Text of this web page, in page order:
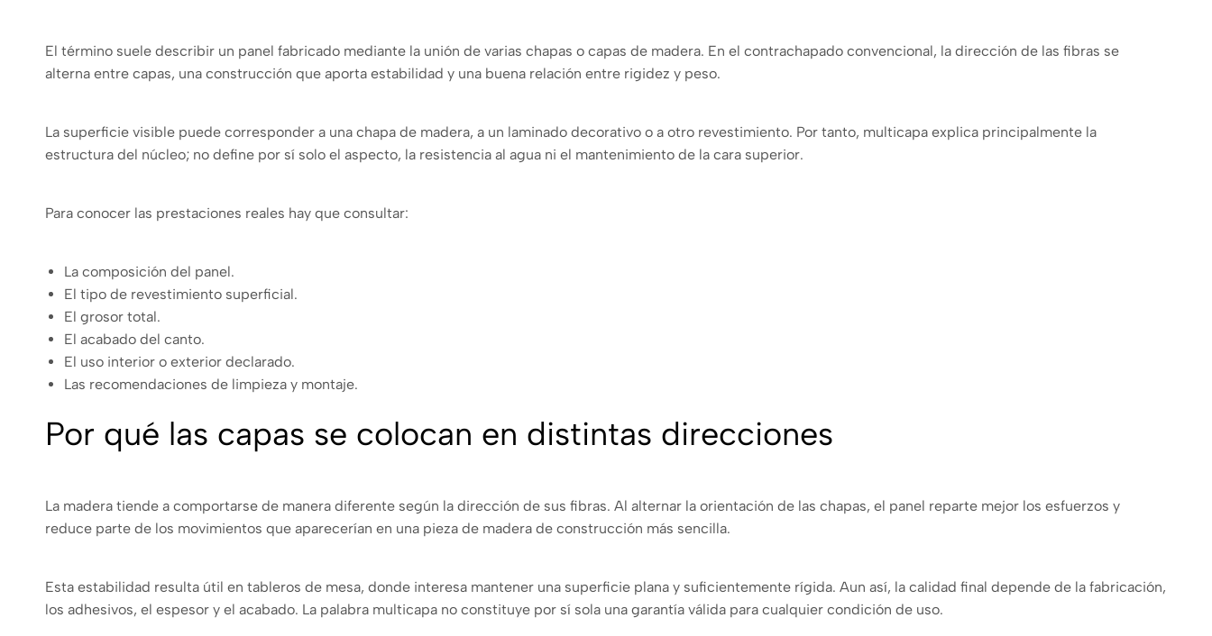
El término suele describir un panel fabricado mediante la unión de varias chapas o capas de madera. En el contrachapado convencional, la dirección de las fibras se
alterna entre capas, una construcción que aporta estabilidad y una buena relación entre rigidez y peso.
La superficie visible puede corresponder a una chapa de madera, a un laminado decorativo o a otro revestimiento. Por tanto, multicapa explica principalmente la
estructura del núcleo; no define por sí solo el aspecto, la resistencia al agua ni el mantenimiento de la cara superior.
Para conocer las prestaciones reales hay que consultar:
La composición del panel.
El tipo de revestimiento superficial.
El grosor total.
El acabado del canto.
El uso interior o exterior declarado.
Las recomendaciones de limpieza y montaje.
Por qué las capas se colocan en distintas direcciones
La madera tiende a comportarse de manera diferente según la dirección de sus fibras. Al alternar la orientación de las chapas, el panel reparte mejor los esfuerzos y
reduce parte de los movimientos que aparecerían en una pieza de madera de construcción más sencilla.
Esta estabilidad resulta útil en tableros de mesa, donde interesa mantener una superficie plana y suficientemente rígida. Aun así, la calidad final depende de la fabricación,
los adhesivos, el espesor y el acabado. La palabra multicapa no constituye por sí sola una garantía válida para cualquier condición de uso.